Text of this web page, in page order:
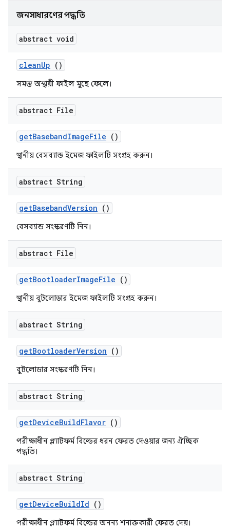
জনসাধারণের পদ্ধতি
abstract void
cleanUp ()
সমস্ত অস্থায়ী ফাইল মুছে ফেলে।
abstract File
getBasebandImageFile ()
স্থানীয় বেসব্যান্ড ইমেজ ফাইলটি সংগ্রহ করুন।
abstract String
getBasebandVersion ()
বেসব্যান্ড সংস্করণটি নিন।
abstract File
getBootloaderImageFile ()
স্থানীয় বুটলোডার ইমেজ ফাইলটি সংগ্রহ করুন।
abstract String
getBootloaderVersion ()
বুটলোডার সংস্করণটি নিন।
abstract String
getDeviceBuildFlavor ()
পরীক্ষাধীন প্ল্যাটফর্ম বিল্ডের ধরন ফেরত দেওয়ার জন্য ঐচ্ছিক
পদ্ধতি।
abstract String
getDeviceBuildId ()
পরীক্ষাধীন প্ল্যাটফর্ম বিল্ডের অনন্য শনাক্তকারী ফেরত দেয়।